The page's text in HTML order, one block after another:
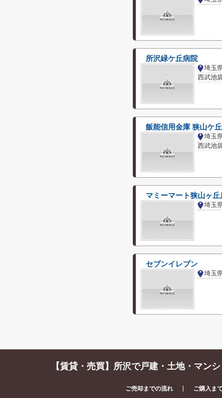
所沢緑ケ丘病院
埼玉
西武池
飯能信用金庫 狭山ケ
埼玉
西武池
マミーマート狭山ヶ丘
埼玉
セブンイレブン
埼玉
【賃貸・売買】所沢で戸建・土地・マン
ご売却までの流れ
ご購入ま